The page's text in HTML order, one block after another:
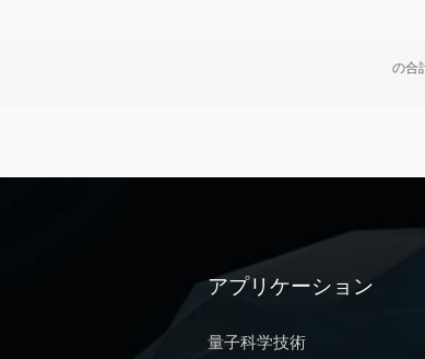
の合
アプリケーション
量子科学技術